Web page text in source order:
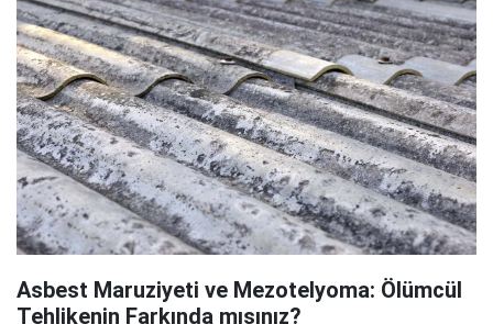
Asbest Maruziyeti ve Mezotelyoma: Ölümcül
Tehlikenin Farkında mısınız?